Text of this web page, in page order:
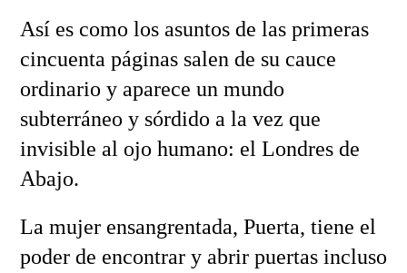
Así es como los asuntos de las primeras
cincuenta páginas salen de su cauce
ordinario y aparece un mundo
subterráneo y sórdido a la vez que
invisible al ojo humano: el Londres de
Abajo.
La mujer ensangrentada, Puerta, tiene el
poder de encontrar y abrir puertas incluso